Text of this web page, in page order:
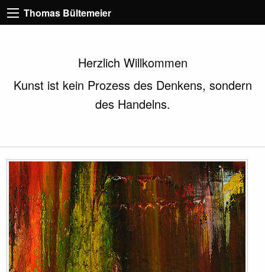
Thomas Bültemeier
Herzlich Willkommen
Kunst ist kein Prozess des Denkens, sondern
des Handelns.